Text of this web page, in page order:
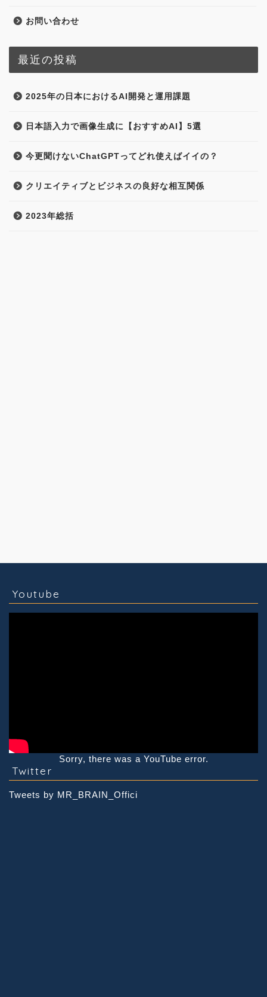
お問い合わせ
最近の投稿
2025年の日本におけるAI開発と運用課題
日本語入力で画像生成に【おすすめAI】5選
今更聞けないChatGPTってどれ使えばイイの？
クリエイティブとビジネスの良好な相互関係
2023年総括
Youtube
Sorry, there was a YouTube error.
Twitter
Tweets by MR_BRAIN_Offici